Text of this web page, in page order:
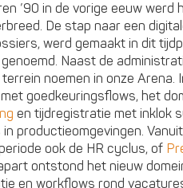
’90 in de vorige eeuw
De stap naar een
werd gemaakt in dit
Naast de
terrein noemen in onze
goedkeuringsflows, het
en tijdregistratie met inklok
productieomgevingen.
ook de HR cyclus, of
ontstond het nieuw
en workflows rond